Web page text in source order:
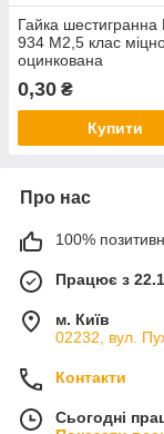
Гайка шестигранна
934 М2,5 клас
оцинкована
0,30 ₴
Купити
Про нас
100%
Працює з
м. Київ
02232, вул.
Контакти
Сьогодні